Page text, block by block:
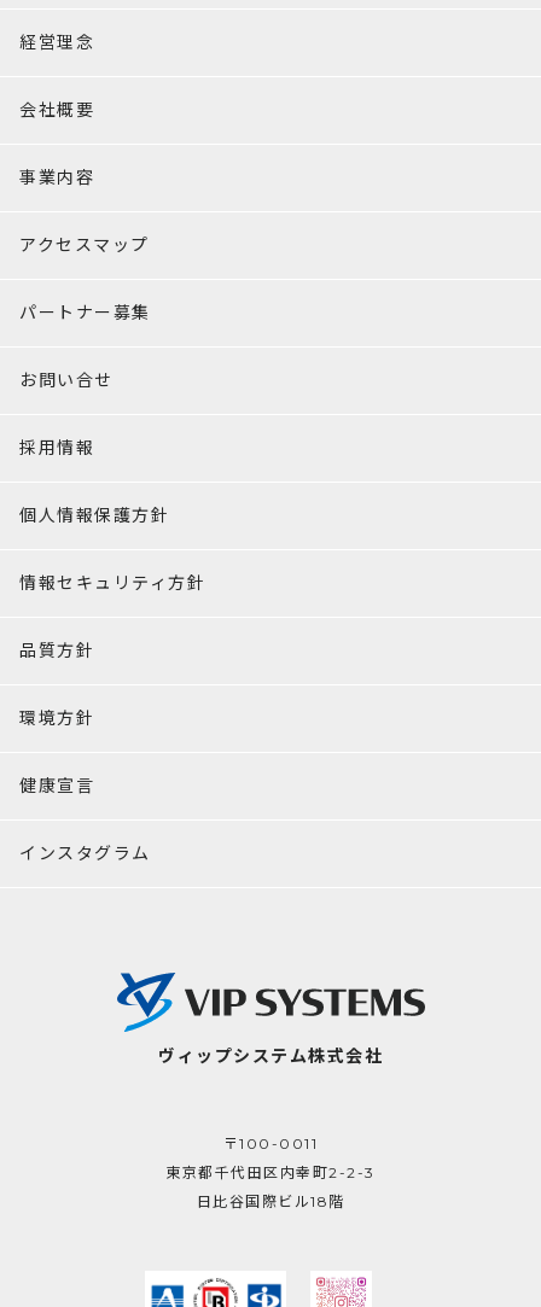
経営理念
会社概要
事業内容
アクセスマップ
パートナー募集
お問い合せ
採用情報
個人情報保護方針
情報セキュリティ方針
品質方針
環境方針
健康宣言
インスタグラム
ヴィップシステム株式会社
〒100-0011
東京都千代田区内幸町2-2-3
日比谷国際ビル18階